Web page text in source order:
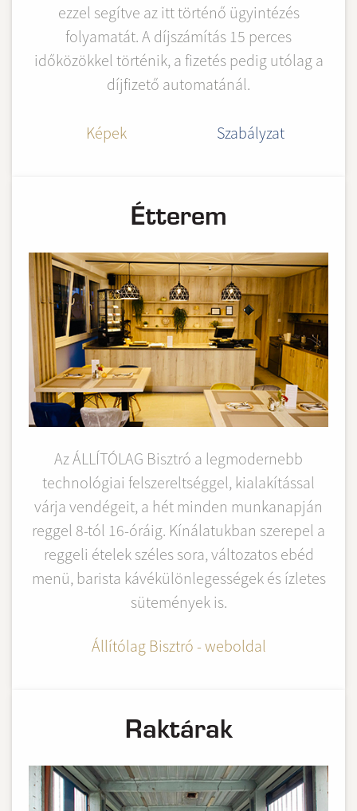
ezzel segítve az itt történő ügyintézés
folyamatát. A díjszámítás 15 perces
időközökkel történik, a fizetés pedig utólag a
díjfizető automatánál.
Képek Szabályzat
Étterem
Az ÁLLÍTÓLAG Bisztró a legmodernebb
technológiai felszereltséggel, kialakítással
várja vendégeit, a hét minden munkanapján
reggel 8-tól 16-óráig. Kínálatukban szerepel a
reggeli ételek széles sora, változatos ebéd
menü, barista kávékülönlegességek és ízletes
sütemények is.
Állítólag Bisztró - weboldal
Raktárak